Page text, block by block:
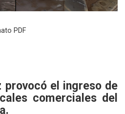
PDF
provocó el ingreso de
comerciales del